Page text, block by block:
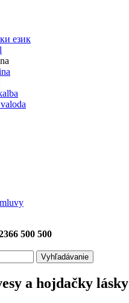
език
500 500
Vyhľadávanie
a hojdačky lásky